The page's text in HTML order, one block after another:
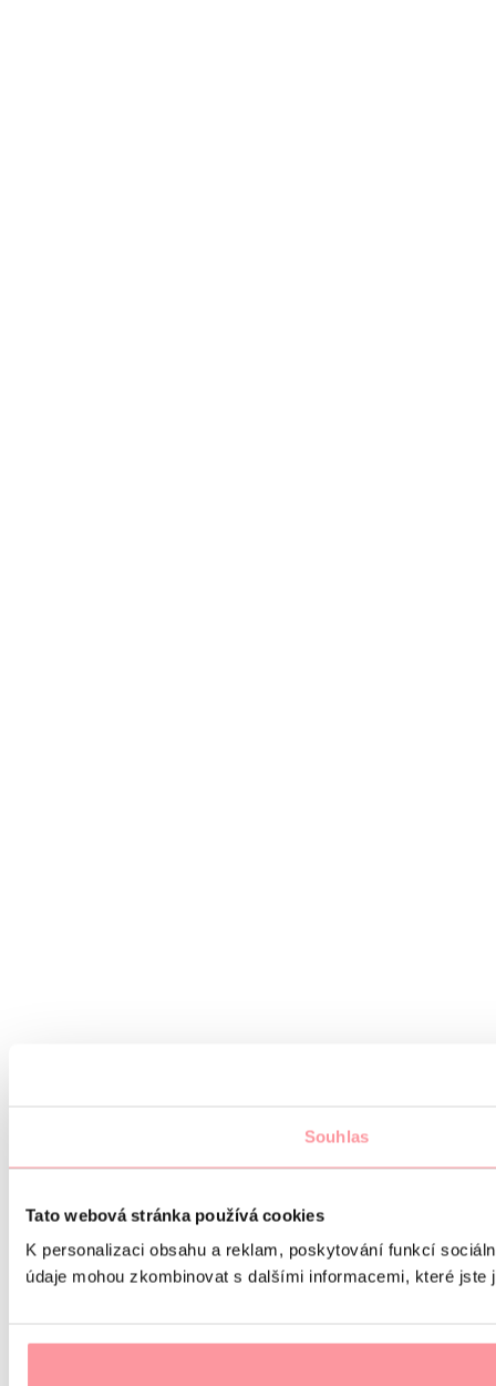
Souhlas
Tato webová stránka používá cookies
K personalizaci obsahu a reklam, poskytování funkcí
údaje mohou zkombinovat s dalšími informacemi, které